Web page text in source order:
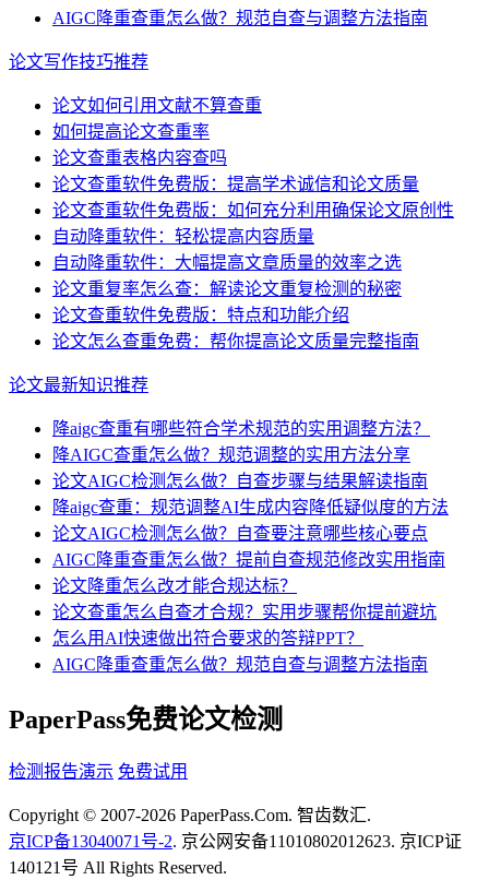
AIGC降重查重怎么做？规范自查与调整方法指南
论文写作技巧推荐
论文如何引用文献不算查重
如何提高论文查重率
论文查重表格内容查吗
论文查重软件免费版：提高学术诚信和论文质量
论文查重软件免费版：如何充分利用确保论文原创性
自动降重软件：轻松提高内容质量
自动降重软件：大幅提高文章质量的效率之选
论文重复率怎么查：解读论文重复检测的秘密
论文查重软件免费版：特点和功能介绍
论文怎么查重免费：帮你提高论文质量完整指南
论文最新知识推荐
降aigc查重有哪些符合学术规范的实用调整方法？
降AIGC查重怎么做？规范调整的实用方法分享
论文AIGC检测怎么做？自查步骤与结果解读指南
降aigc查重：规范调整AI生成内容降低疑似度的方法
论文AIGC检测怎么做？自查要注意哪些核心要点
AIGC降重查重怎么做？提前自查规范修改实用指南
论文降重怎么改才能合规达标？
论文查重怎么自查才合规？实用步骤帮你提前避坑
怎么用AI快速做出符合要求的答辩PPT？
AIGC降重查重怎么做？规范自查与调整方法指南
PaperPass免费论文检测
检测报告演示 免费试用
Copyright © 2007-2026 PaperPass.Com. 智齿数汇.
京ICP备13040071号-2. 京公网安备11010802012623. 京ICP证
140121号 All Rights Reserved.